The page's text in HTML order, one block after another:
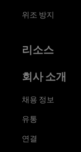
위조 방지
리소스
회사 소개
채용 정보
유통
연결